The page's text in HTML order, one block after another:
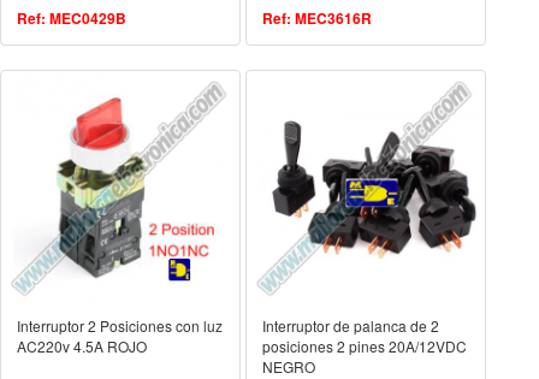
Ref: MEC0429B Ref: MEC3616R
Interruptor 2 Posiciones con luz
AC220v 4.5A ROJO
Interruptor de palanca de 2
posiciones 2 pines 20A/12VDC
NEGRO